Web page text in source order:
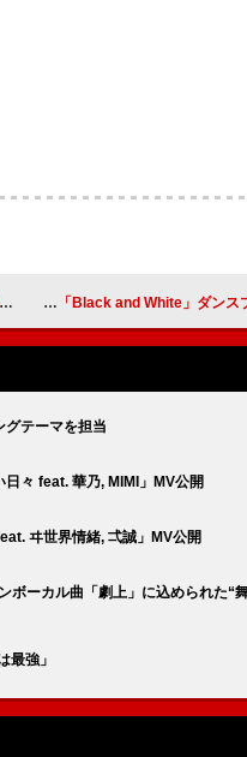
Da-iCE、モノクロの「Black and
テーマを担当
々 feat. 華乃, MIMI」MV公開
ヰ世界情緒, 弌誠」MV公開
ボーカル曲「劇上」に込められた“
最強」